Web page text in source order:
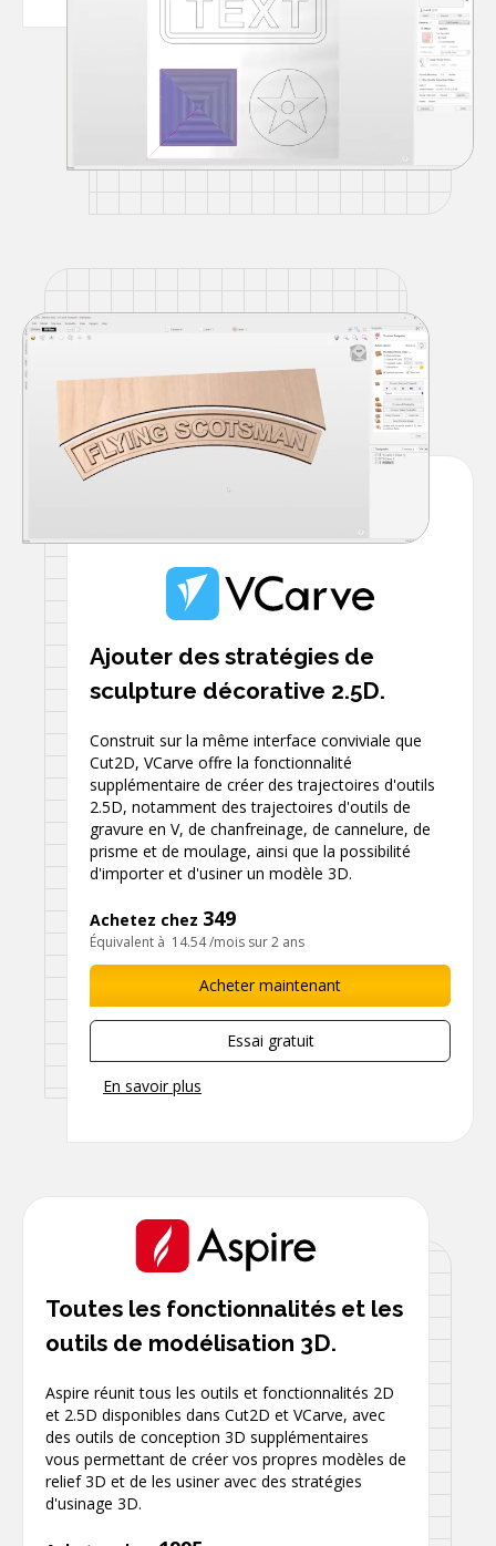
Ajouter des stratégies de
sculpture décorative 2.5D.
Construit sur la même interface conviviale que
Cut2D, VCarve offre la fonctionnalité
supplémentaire de créer des trajectoires d'outils
2.5D, notamment des trajectoires d'outils de
gravure en V, de chanfreinage, de cannelure, de
prisme et de moulage, ainsi que la possibilité
d'importer et d'usiner un modèle 3D.
Achetez chez 349
Équivalent à 14.54/mois sur 2 ans
Acheter maintenant
Essai gratuit
En savoir plus
Toutes les fonctionnalités et les
outils de modélisation 3D.
Aspire réunit tous les outils et fonctionnalités 2D
et 2.5D disponibles dans Cut2D et VCarve, avec
des outils de conception 3D supplémentaires
vous permettant de créer vos propres modèles de
relief 3D et de les usiner avec des stratégies
d'usinage 3D.